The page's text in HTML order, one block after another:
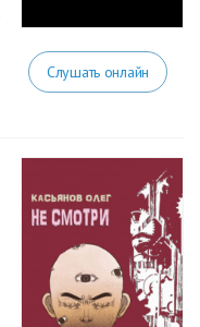
Слушать онлайн